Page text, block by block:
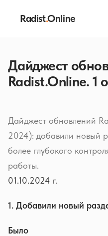
Radist.Online
Дайджест
Radist.Online. 1
Дайджест обновлений
2024): добавили новый
более глубокого
работы.
01.10.2024 г.
1. Добавили новый
Было